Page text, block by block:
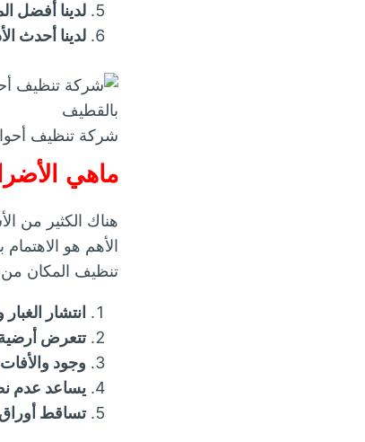
لدينا أفضل
لدينا أحدث
شركة تنظيف
ماهي
هناك الكثير من
الأهم هو
تنظيف المكان
انتشار
تتعرض
وجود
يساعد عدم
تساقط أوراق